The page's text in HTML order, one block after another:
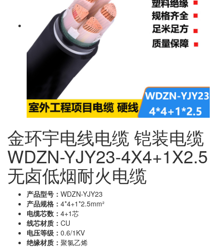
金环宇电线电缆 铠装电缆
WDZN-YJY23-4X4+1X2.5
无卤低烟耐火电缆
产品型号： WDZN-YJY23
产品规格： 4*4+1*2.5mm²
电缆芯数： 4+1芯
线芯材质： CU
电压等级： 0.6/1KV
绝缘材质： 聚氯乙烯